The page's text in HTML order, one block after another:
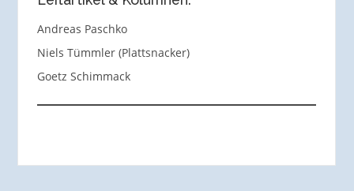
Andreas Paschko
Niels Tümmler (Plattsnacker)
Goetz Schimmack